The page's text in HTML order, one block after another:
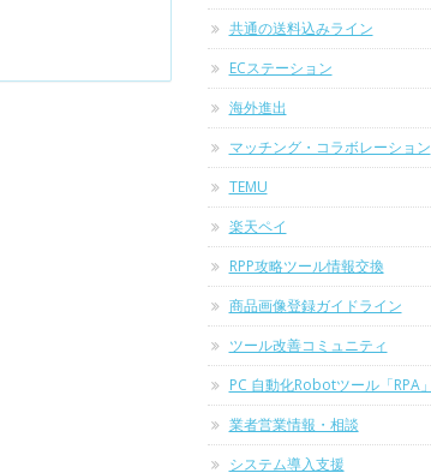
共通の送料込みライン
ECステーション
海外進出
マッチング・コラボレーション
TEMU
楽天ペイ
RPP攻略ツール情報交換
商品画像登録ガイドライン
ツール改善コミュニティ
PC 自動化Robotツール「RPA」
業者営業情報・相談
システム導入支援